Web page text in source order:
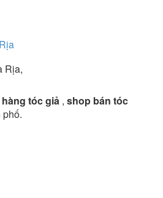
Rịa,
tóc giả , shop bán tóc
phố.